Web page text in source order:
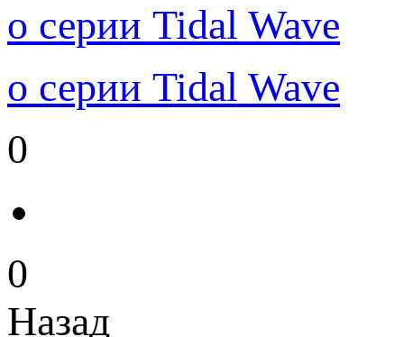
о серии Tidal Wave
о серии Tidal Wave
0
0
Назад